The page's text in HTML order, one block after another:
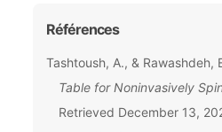
Références
Tashtoush, A., & Rawashdeh,
Table for Noninvasively
Retrieved December 13,